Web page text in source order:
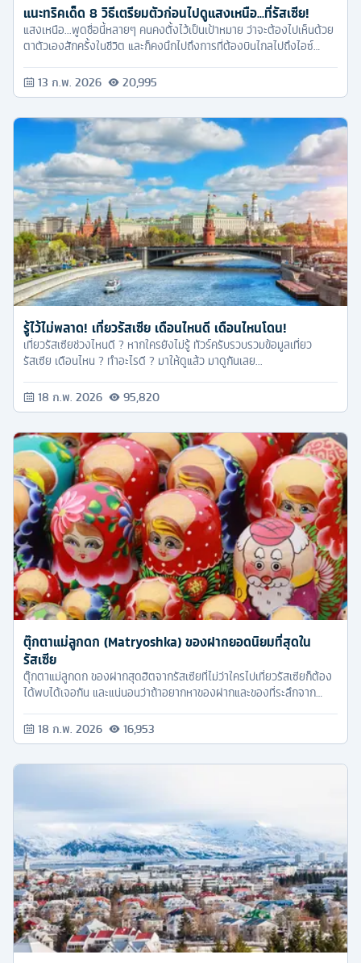
แนะทริคเด็ด 8 วิธีเตรียมตัวก่อนไปดูแสงเหนือ...ที่รัสเซีย!
แสงเหนือ...พูดชื่อนี้หลายๆ คนคงตั้งไว้เป็นเป้าหมาย ว่าจะต้องไปเห็นด้วย
ตาตัวเองสักครั้งในชีวิต และก็คงนึกไปถึงการที่ต้องบินไกลไปถึงไอซ์
ใกล้กว่า และถูกกว่าไอซ์แลนด์ แถมยังไม่ต้องขอวีซ่าอีก นั่นก็คือ ประเทศ
รัสเซีย นั่นเอง
13 ก.พ. 2026 20,995
รู้ไว้ไม่พลาด! เที่ยวรัสเซีย เดือนไหนดี เดือนไหนโดน!
เที่ยวรัสเซียช่วงไหนดี ? หากใครยังไม่รู้ ทัวร์ครับรวบรวมข้อมูลเที่ยว
รัสเซีย เดือนไหน ? ทำอะไรดี ? มาให้ดูแล้ว มาดูกันเลย...
18 ก.พ. 2026 95,820
ตุ๊กตาแม่ลูกดก (Matryoshka) ของฝากยอดนิยมที่สุดใน
รัสเซีย
ตุ๊กตาแม่ลูกดก ของฝากสุดฮิตจากรัสเซียที่ไม่ว่าใครไปเที่ยวรัสเซียก็ต้อง
ได้พบได้เจอกัน และแน่นอนว่าถ้าอยากหาของฝากและของที่ระลึกจาก
รัสเซียแล้วละก็นี่เลย ตุ๊กตาแม่ลูกดก (Matryoshka) ก็เป็นทางเลือกที่ดี
ที่สุดในเรื่องของฝากจากรัสเซียเลยแหละค่ะ
18 ก.พ. 2026 16,953